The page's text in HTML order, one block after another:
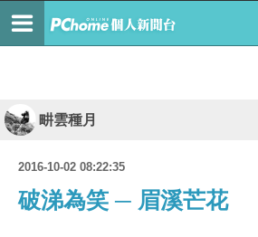
畊雲種月
2016-10-02 08:22:35
破涕為笑 ─ 眉溪芒花